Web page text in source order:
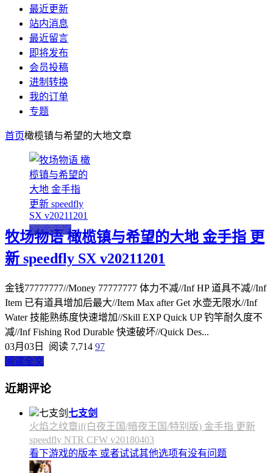
最近更新
站内消息
最近留言
即将发布
会员投稿
进制转换
我的订单
专题
首页橄榄镇与希望的大地文章
NS金手指
牧场物语 橄榄镇与希望的大地 金手指 更
新 speedfly SX v20211201
金钱77777777//Money 77777777 体力不减//Inf HP 道具不减//Inf
Item 已有道具增加后最大//Item Max after Get 水壶无限水//Inf
Water 技能熟练度快速增加//Skill EXP Quick UP 钓竿耐久度不
减//Inf Fishing Rod Durable 快速破坏//Quick Des...
03月03日
阅读 7,714 97
阅读全文
近期评论
七支剑
火焰之纹章if(白夜王国/暗夜王国/特别版) 金手指 更新
speedfly NTR CFW v20180403
看下游戏的版本 或者试试其他选项有没有问题